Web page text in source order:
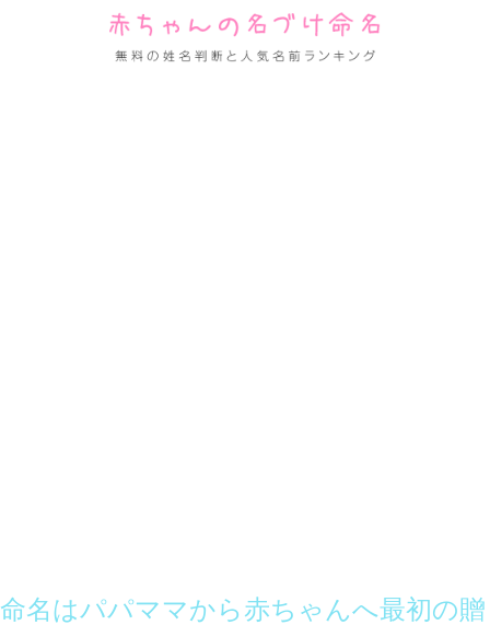
命名はパパママから赤ちゃんへ最初の贈